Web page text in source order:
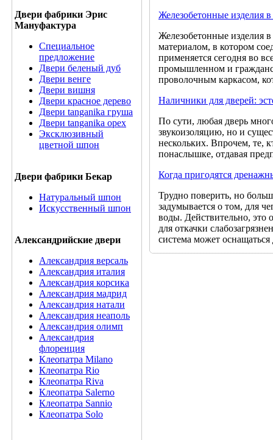
Двери фабрики Эрис
Мануфактура
Специальное
предложение
Двери беленый дуб
Двери венге
Двери вишня
Двери красное дерево
Двери tanganika груша
Двери tanganika oрех
Эксклюзивный
цветной шпон
Двери фабрики Бекар
Натуральный шпон
Искусственный шпон
Александрийские двери
Александрия версаль
Александрия италия
Александрия корсика
Александрия мадрид
Александрия натали
Александрия неаполь
Александрия олимп
Александрия
флоренция
Клеопатра Milano
Клеопатра Rio
Клеопатра Riva
Клеопатра Salerno
Клеопатра Sannio
Клеопатра Solo
Железобетонные изделия в
Железобетонные изделия в
материалом, в котором
применяется сегодня во
промышленном и
проволочным каркасом,
Наличники для дверей:
По сути, любая дверь
звукоизоляцию, но и
нескольких. Впрочем, те,
понаслышке, отдавая
Когда пригодятся
Трудно поверить, но
задумывается о том, для
воды. Действительно, это
для откачки
система может